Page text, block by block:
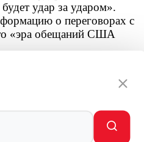
удар за ударом».
о переговорах с
«эра обещаний США
военными
обеспечивается мощной
сил», — заявил